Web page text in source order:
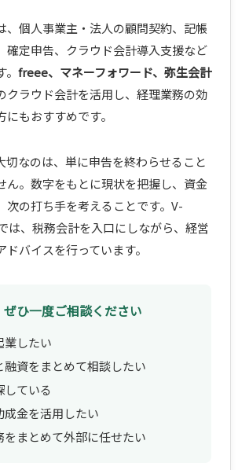
、個人事業主・法人の顧問契約、記帳
確定申告、クラウド会計導入支援など
freee、マネーフォワード、弥生会計
クラウド会計を活用し、経理業務の効
もおすすめです。
切なのは、単に申告を終わらせること
ん。数字をもとに現状を把握し、資金
次の打ち手を考えることです。V-
は、税務会計を入口にしながら、経営
バイスを行っています。
ひ一度ご相談ください
業したい
融資をまとめて相談したい
ている
成金を活用したい
をまとめて外部に任せたい